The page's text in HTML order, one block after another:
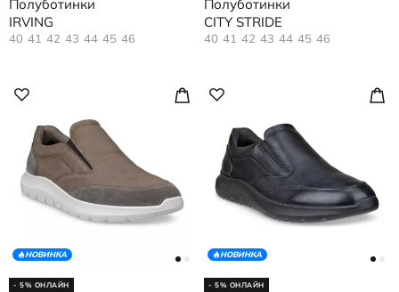
Полуботинки
IRVING
40 41 42 43 44 45 46
Полуботинки
CITY STRIDE
40 41 42 43 44 45 46
НОВИНКА
- 5% ОНЛАЙН
НОВИНКА
- 5% ОНЛАЙН